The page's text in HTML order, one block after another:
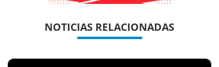
NOTICIAS RELACIONADAS